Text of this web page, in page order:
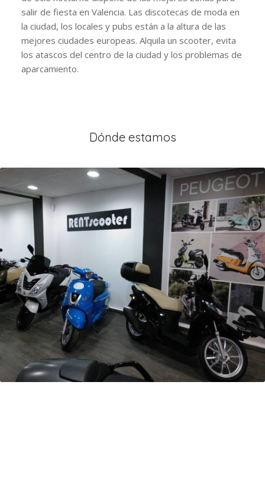
salir de fiesta en Valencia. Las discotecas de moda en
la ciudad, los locales y pubs están a la altura de las
mejores ciudades europeas. Alquila un scooter, evita
los atascos del centro de la ciudad y los problemas de
aparcamiento.
Dónde estamos